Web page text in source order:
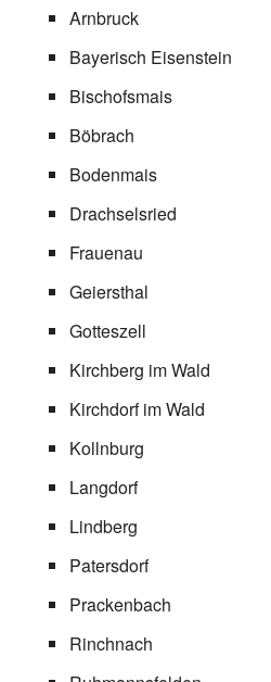
Arnbruck
Bayerisch Eisenstein
Bischofsmais
Böbrach
Bodenmais
Drachselsried
Frauenau
Geiersthal
Gotteszell
Kirchberg im Wald
Kirchdorf im Wald
Kollnburg
Langdorf
Lindberg
Patersdorf
Prackenbach
Rinchnach